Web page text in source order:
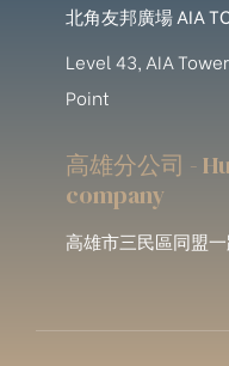
北角友邦廣場 AIA
Level 43, AIA
Point
高雄分公司 -
company
高雄市三民區同盟